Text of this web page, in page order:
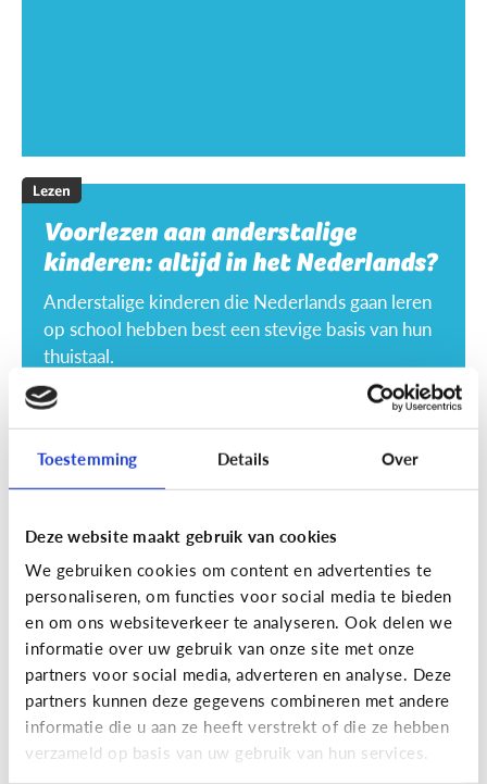
Toestemming Details Over
Deze website maakt gebruik van cookies
We gebruiken cookies om content en advertenties te
personaliseren, om functies voor social media te bieden
en om ons websiteverkeer te analyseren. Ook delen we
informatie over uw gebruik van onze site met onze
partners voor social media, adverteren en analyse. Deze
partners kunnen deze gegevens combineren met andere
informatie die u aan ze heeft verstrekt of die ze hebben
verzameld op basis van uw gebruik van hun services.
Lezen
Voorlezen aan anderstalige
kinderen: altijd in het Nederlands?
Anderstalige kinderen die Nederlands gaan leren
op school hebben best een stevige basis van hun
thuistaal.
Lezen
Mijn kind leest niet graag, wat kan
ik doen?